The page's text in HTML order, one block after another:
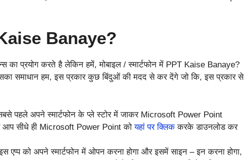
Kaise Banaye?
का प्रयोग करते है लेकिन हमें, मोबाइल / स्मार्टफोन में PPT Kaise Banaye?
समाधान हम, इस प्रकार कुछ बिंदुओं की मदद से कर देंगे जो कि, इस प्रकार से
सबसे पहले अपने स्मार्टफोन के प्ले स्टोर में जाकर Microsoft Power Point
आप सीधे ही Microsoft Power Point कोयहां पर क्लिक करके डाउनलोड कर
एप्प को अपने स्मार्टफोन में ओपन करना होगा और इसमें साइन – इन करना होगा,